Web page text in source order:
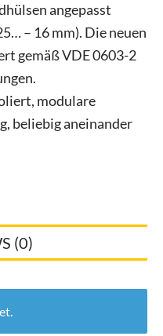
angepasst
– 16 mm). Die neuen
gemäß VDE 0603-2
modulare
beliebig aneinander
(0)